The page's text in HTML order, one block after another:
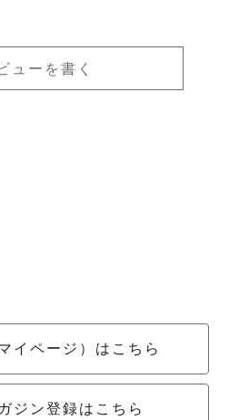
ューを書く
イページ）はこちら
ジン登録はこちら